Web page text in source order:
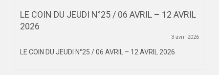
LE COIN DU JEUDI N°25 / 06 AVRIL – 12 AVRIL
2026
3 avril 2026
LE COIN DU JEUDI N°25 / 06 AVRIL – 12 AVRIL 2026